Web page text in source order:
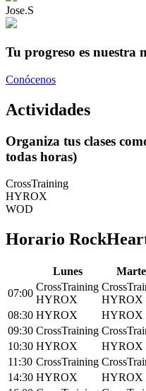
Jose.S
Tu progreso es nuestra
Conócenos
Actividades
Organiza tus clases
todas horas)
CrossTraining
HYROX
WOD
Horario
Lunes M
07:00
CrossTraining
HYROX
HYROX
08:30 HYROX HYROX
09:30 CrossTraining
10:30 HYROX HYROX
11:30 CrossTraining
14:30 HYROX HYROX